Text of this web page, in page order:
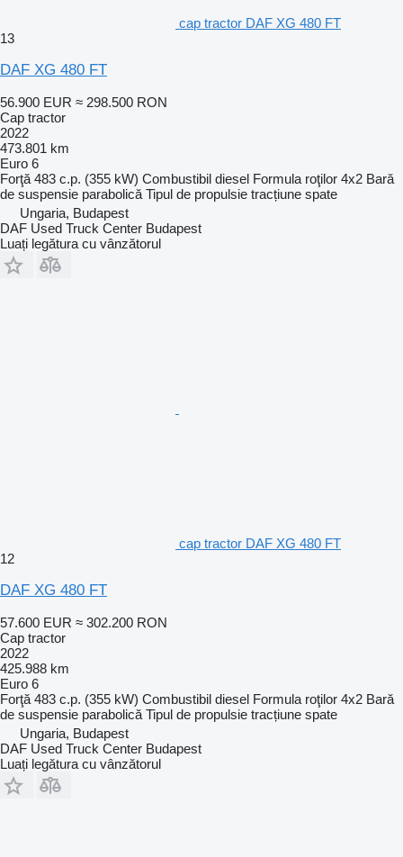
cap tractor DAF XG 480 FT
13
DAF XG 480 FT
56.900 EUR ≈ 298.500 RON
Cap tractor
2022
473.801 km
Euro 6
Forţă 483 c.p. (355 kW) Combustibil diesel Formula roţilor 4x2 Bară
de suspensie parabolică Tipul de propulsie tracțiune spate
Ungaria, Budapest
DAF Used Truck Center Budapest
Luați legătura cu vânzătorul
cap tractor DAF XG 480 FT
12
DAF XG 480 FT
57.600 EUR ≈ 302.200 RON
Cap tractor
2022
425.988 km
Euro 6
Forţă 483 c.p. (355 kW) Combustibil diesel Formula roţilor 4x2 Bară
de suspensie parabolică Tipul de propulsie tracțiune spate
Ungaria, Budapest
DAF Used Truck Center Budapest
Luați legătura cu vânzătorul